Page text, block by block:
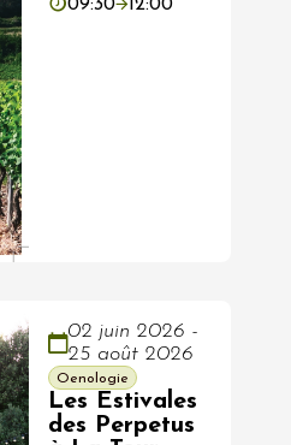
09:30 12:00
02 juin 2026 -
25 août 2026
Oenologie
Les Estivales
des Perpetus